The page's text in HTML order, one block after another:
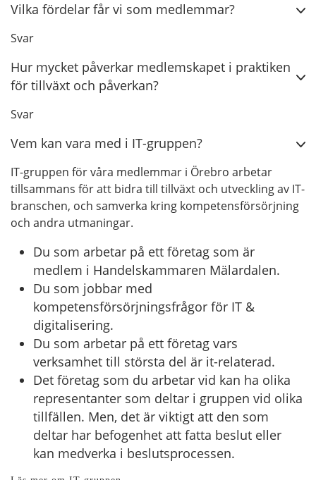
Vilka fördelar får vi som medlemmar?
Svar
Hur mycket påverkar medlemskapet i praktiken
för tillväxt och påverkan?
Svar
Vem kan vara med i IT-gruppen?
IT-gruppen för våra medlemmar i Örebro arbetar
tillsammans för att bidra till tillväxt och utveckling av IT-
branschen, och samverka kring kompetensförsörjning
och andra utmaningar.
Du som arbetar på ett företag som är
medlem i Handelskammaren Mälardalen.
Du som jobbar med
kompetensförsörjningsfrågor för IT &
digitalisering.
Du som arbetar på ett företag vars
verksamhet till största del är it-relaterad.
Det företag som du arbetar vid kan ha olika
representanter som deltar i gruppen vid olika
tillfällen. Men, det är viktigt att den som
deltar har befogenhet att fatta beslut eller
kan medverka i beslutsprocessen.